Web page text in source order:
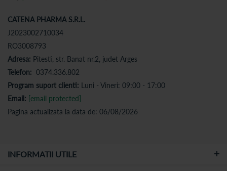
CATENA PHARMA S.R.L.
J2023002710034
RO3008793
Adresa: Pitesti, str. Banat nr.2, judet Arges
Telefon: 0374.336.802
Program suport clienti: Luni - Vineri: 09:00 - 17:00
Email: [email protected]
Pagina actualizata la data de: 06/08/2026
INFORMATII UTILE